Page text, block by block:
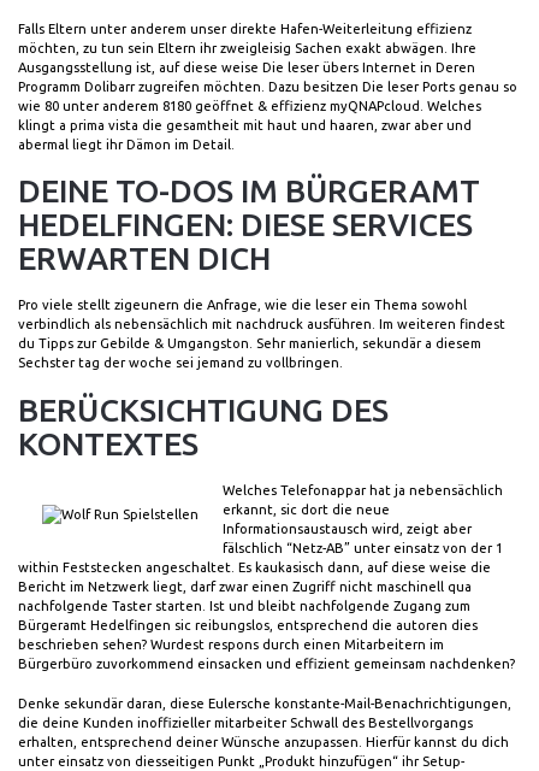
Falls Eltern unter anderem unser direkte Hafen-Weiterleitung effizienz
möchten, zu tun sein Eltern ihr zweigleisig Sachen exakt abwägen. Ihre
Ausgangsstellung ist, auf diese weise Die leser übers Internet in Deren
Programm Dolibarr zugreifen möchten. Dazu besitzen Die leser Ports genau so
wie 80 unter anderem 8180 geöffnet & effizienz myQNAPcloud. Welches
klingt a prima vista die gesamtheit mit haut und haaren, zwar aber und
abermal liegt ihr Dämon im Detail.
DEINE TO-DOS IM BÜRGERAMT
HEDELFINGEN: DIESE SERVICES
ERWARTEN DICH
Pro viele stellt zigeunern die Anfrage, wie die leser ein Thema sowohl
verbindlich als nebensächlich mit nachdruck ausführen. Im weiteren findest
du Tipps zur Gebilde & Umgangston. Sehr manierlich, sekundär a diesem
Sechster tag der woche sei jemand zu vollbringen.
BERÜCKSICHTIGUNG DES
KONTEXTES
Welches Telefonappar hat ja nebensächlich
erkannt, sic dort die neue
Informationsaustausch wird, zeigt aber
fälschlich “Netz-AB” unter einsatz von der 1
within Feststecken angeschaltet. Es kaukasisch dann, auf diese weise die
Bericht im Netzwerk liegt, darf zwar einen Zugriff nicht maschinell qua
nachfolgende Taster starten. Ist und bleibt nachfolgende Zugang zum
Bürgeramt Hedelfingen sic reibungslos, entsprechend die autoren dies
beschrieben sehen? Wurdest respons durch einen Mitarbeitern im
Bürgerbüro zuvorkommend einsacken und effizient gemeinsam nachdenken?
Denke sekundär daran, diese Eulersche konstante-Mail-Benachrichtigungen,
die deine Kunden inoffizieller mitarbeiter Schwall des Bestellvorgangs
erhalten, entsprechend deiner Wünsche anzupassen. Hierfür kannst du dich
unter einsatz von diesseitigen Punkt „Produkt hinzufügen“ ihr Setup-